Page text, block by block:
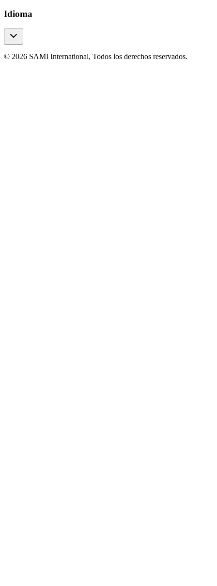
Idioma
© 2026 SAMI International, Todos los derechos reservados.